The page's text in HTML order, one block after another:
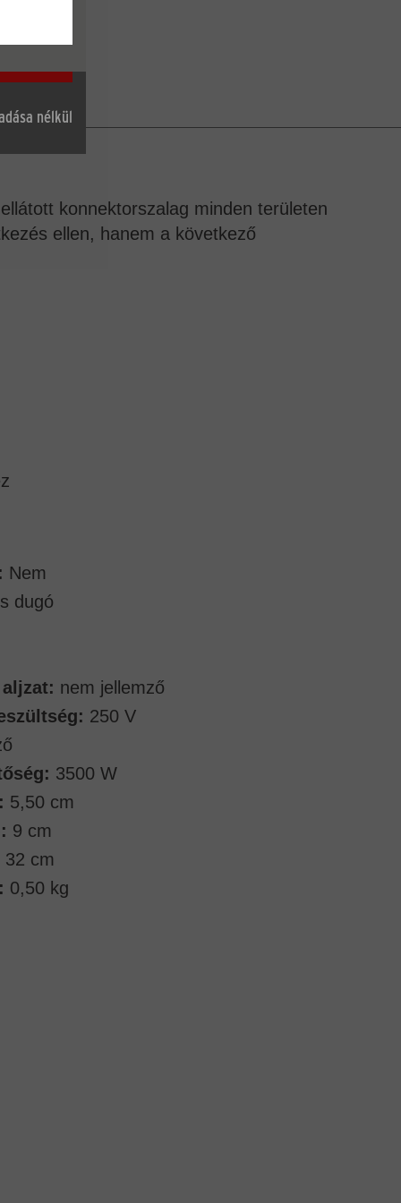
nélkül
konnektorszalag minden területen
ellen, hanem a következő
Nem
dugó
nem jellemző
250 V
3500 W
5,50 cm
9 cm
32 cm
0,50 kg